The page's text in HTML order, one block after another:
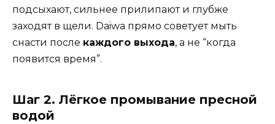
подсыхают, сильнее прилипают и глубже
заходят в щели. Daiwa прямо советует мыть
снасти после каждого выхода, а не “когда
появится время”.
Шаг 2. Лёгкое промывание пресной
водой